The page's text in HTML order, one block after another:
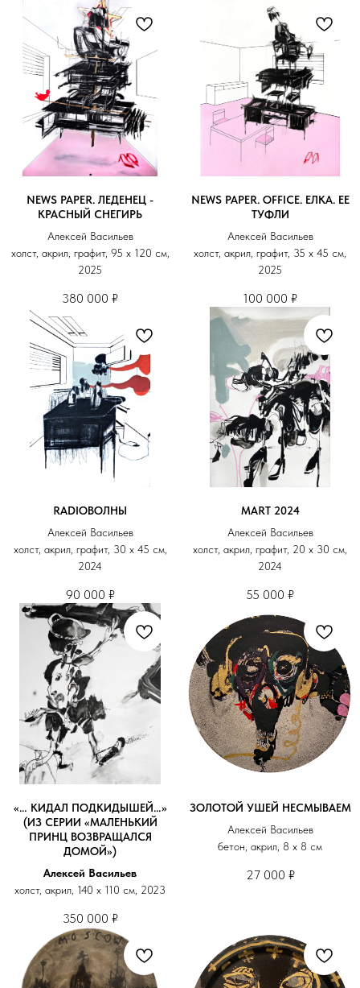
NEWS PAPER. ЛЕДЕНЕЦ -
КРАСНЫЙ СНЕГИРЬ
Алексей Васильев
холст, акрил, графит, 95 х 120 см,
2025
380 000 ₽
NEWS PAPER. OFFICE. ЕЛКА. ЕЕ
ТУФЛИ
Алексей Васильев
холст, акрил, графит, 35 х 45 см,
2025
100 000 ₽
RADIOВОЛНЫ
Алексей Васильев
холст, акрил, графит, 30 х 45 см,
2024
90 000 ₽
MART 2024
Алексей Васильев
холст, акрил, графит, 20 х 30 см,
2024
55 000 ₽
«… КИДАЛ ПОДКИДЫШЕЙ…»
(ИЗ СЕРИИ «МАЛЕНЬКИЙ
ПРИНЦ ВОЗВРАЩАЛСЯ
ДОМОЙ»)
Алексей Васильев
холст, акрил, 140 х 110 см, 2023
350 000 ₽
ЗОЛОТОЙ УШЕЙ НЕСМЫВАЕМ
Алексей Васильев
бетон, акрил, 8 х 8 см
27 000 ₽